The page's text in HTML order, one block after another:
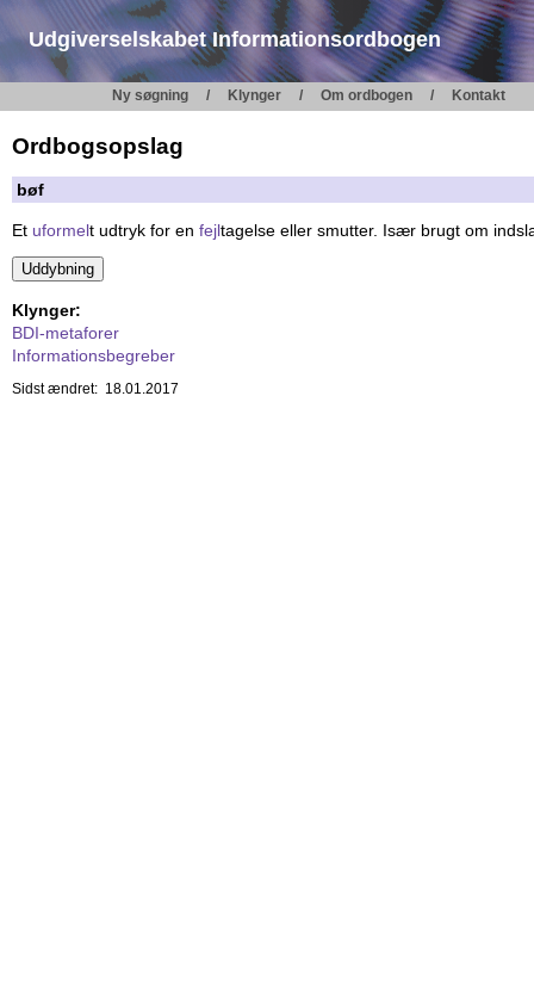
Udgiverselskabet Informationsordbogen
Ny søgning Klynger Om ordbogen Kontakt
Ordbogsopslag
bøf
Et uformelt udtryk for en fejltagelse eller smutter. Især brugt om
Klynger:
BDI-metaforer
Informationsbegreber
Sidst ændret: 18.01.2017